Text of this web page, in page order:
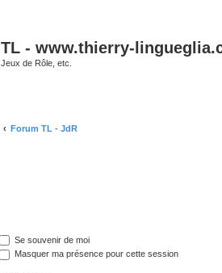
TL - www.thierry-
Jeux de Rôle, etc.
Forum TL - JdR
Se souvenir de moi
Masquer ma présence pour cette session